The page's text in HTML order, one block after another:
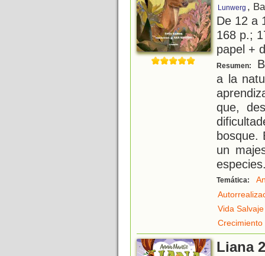
Lunwerg ,
De 12 a
168 p.;
papel +
Resumen:
a la
que,
bosque.
un
especies
Temática:
Vida Salvaje
Crecimiento
Liana